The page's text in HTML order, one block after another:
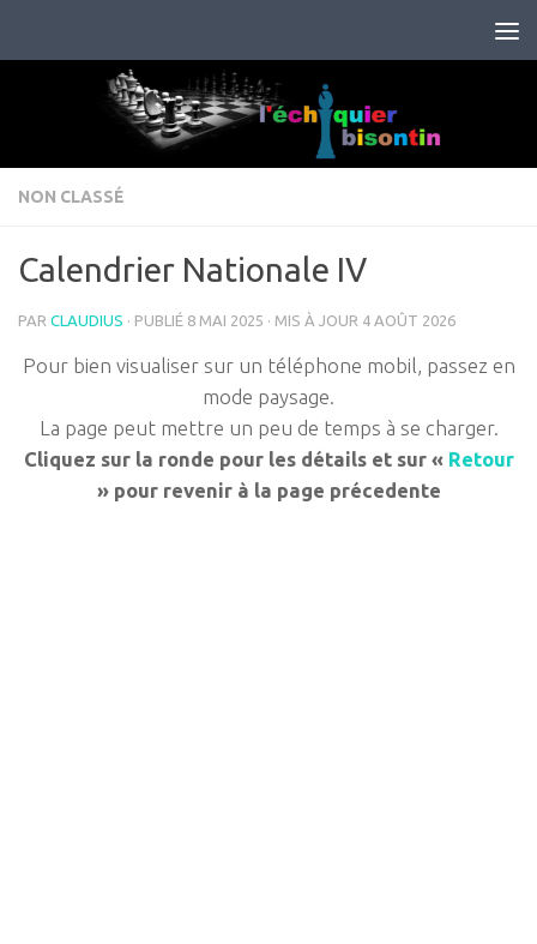
NON CLASSÉ
Calendrier Nationale IV
PAR CLAUDIUS · PUBLIÉ 8 MAI 2025 · MIS À JOUR 4 AOÛT 2026
Pour bien visualiser sur un téléphone mobil, passez en
mode paysage.
La page peut mettre un peu de temps à se charger.
Cliquez sur la ronde pour les détails et sur « Retour
» pour revenir à la page précedente